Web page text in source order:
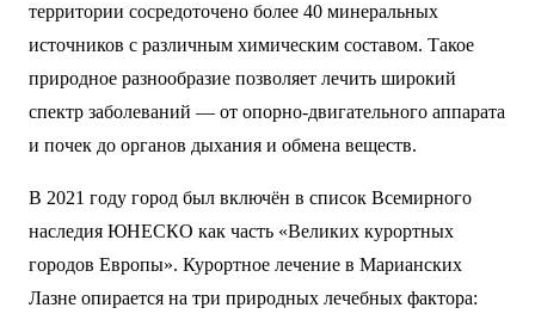
территории сосредоточено более 40 минеральных
источников с различным химическим составом. Такое
природное разнообразие позволяет лечить широкий
спектр заболеваний — от опорно-двигательного аппарата
и почек до органов дыхания и обмена веществ.
В 2021 году город был включён в список Всемирного
наследия ЮНЕСКО как часть «Великих курортных
городов Европы». Курортное лечение в Марианских
Лазне опирается на три природных лечебных фактора: